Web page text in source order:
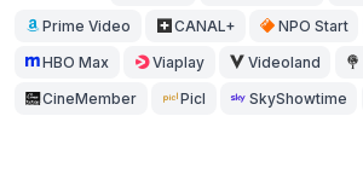
Prime Video CANAL+ NPO Start
HBO Max Viaplay Videoland
CineMember Picl SkyShowtime